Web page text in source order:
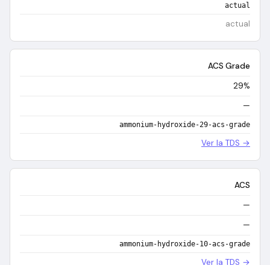
actual
actual
ACS Grade
29%
—
ammonium-hydroxide-29-acs-grade
Ver la TDS →
ACS
—
—
ammonium-hydroxide-10-acs-grade
Ver la TDS →